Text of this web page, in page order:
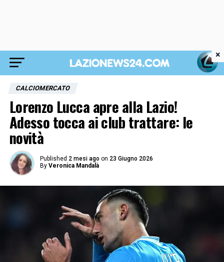
CALCIOMERCATO
Lorenzo Lucca apre alla Lazio!
Adesso tocca ai club trattare: le
novità
Published 2 mesi ago on 23 Giugno 2026
By Veronica Mandalà
×